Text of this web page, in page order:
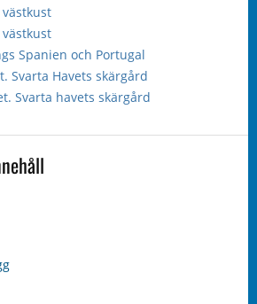
Spanien och Portugal
Svarta Havets skärgård
Svarta havets skärgård